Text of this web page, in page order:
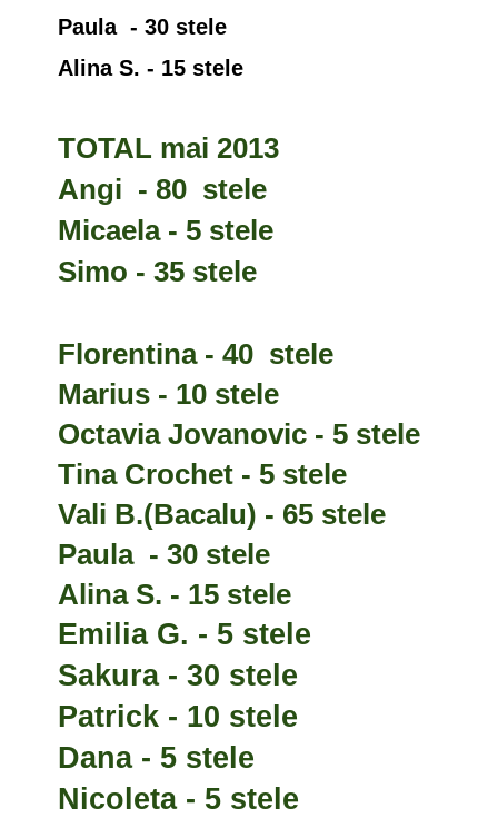
Paula - 30 stele
Alina S. - 15 stele
TOTAL mai 2013
Angi - 80 stele
Micaela - 5 stele
Simo - 35 stele
Florentina - 40 stele
Marius - 10 stele
Octavia Jovanovic - 5 stele
Tina Crochet - 5 stele
Vali B.(Bacalu) - 65 stele
Paula - 30 stele
Alina S. - 15 stele
Emilia G. - 5 stele
Sakura - 30 stele
Patrick - 10 stele
Dana - 5 stele
Nicoleta - 5 stele